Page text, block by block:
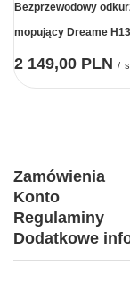
Bezprzewodowy
mopujący Dreame
2 149,00 PLN /
Zamówienia
Konto
Regulaminy
Dodatkowe